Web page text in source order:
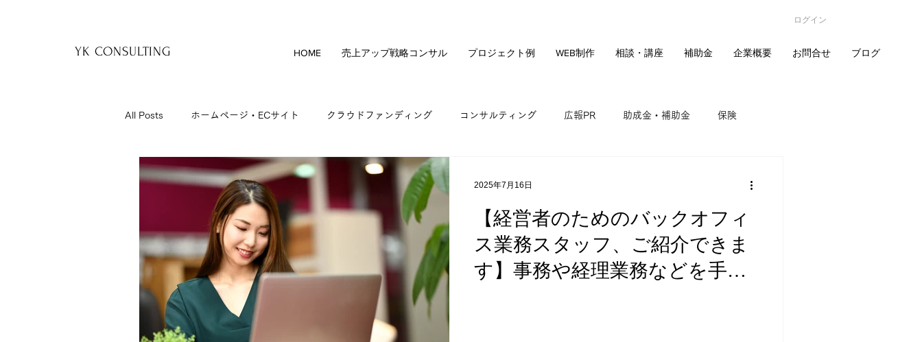
ログイン
YK CONSULTING HOME 売上アップ戦略コンサル プロジェクト例 WEB制作 相談・講座 補助金 企業概要 お問合せ ブログ
All Posts ホームページ・ECサイト クラウドファンディング コンサルティング 広報PR 助成金・補助金 保険
セミナー 日記 社長と会社の手残りキャッシュ最大化
オンライン講座 販路開拓 業務効率化 地方創生【経営者のためのバックオフィ
ス業務スタッフ、ご紹介できま
す】事務や経理業務などを手伝
2025年7月16日